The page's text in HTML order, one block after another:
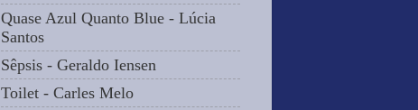
Quase Azul Quanto Blue - Lúcia
Santos
Sêpsis - Geraldo Iensen
Toilet - Carles Melo